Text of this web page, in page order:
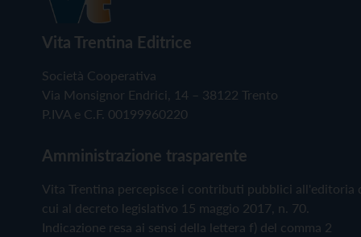
Vita Trentina Editrice
Società Cooperativa
Via Monsignor Endrici, 14 – 38122 Trento
P.IVA e C.F. 00199960220
Amministrazione trasparente
Vita Trentina percepisce i contributi pubblici all'editoria
cui al decreto legislativo 15 maggio 2017, n. 70.
Indicazione resa ai sensi della lettera f) del comma 2